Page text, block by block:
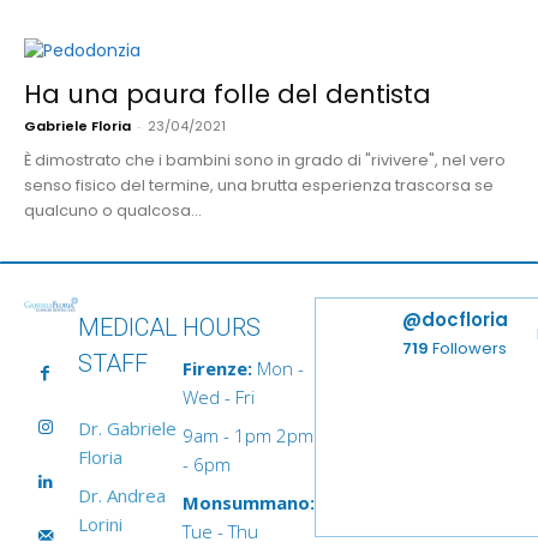
Ha una paura folle del dentista
Gabriele Floria - 23/04/2021
È dimostrato che i bambini sono in grado di "rivivere", nel vero
senso fisico del termine, una brutta esperienza trascorsa se
qualcuno o qualcosa...
MEDICAL
STAFF
Dr. Gabriele
Floria
Dr. Andrea
Lorini
HOURS
Firenze: Mon -
Wed - Fri
9am - 1pm 2pm
- 6pm
Monsummano:
Tue - Thu
@docfloria
719 Followers